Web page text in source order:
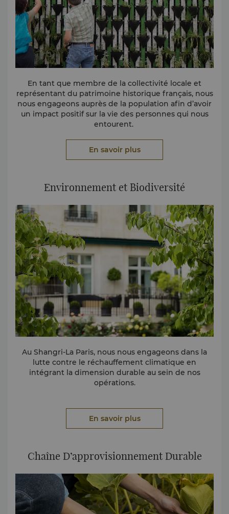
En tant que membre de la collectivité locale et
représentant du patrimoine historique français, nous
nous engageons auprès de la population afin d’avoir
un impact positif sur la vie des personnes qui nous
entourent.
• Tous les ans des salariés participent à la Course des
10km des étoiles pour soutenir l’association Laurette
• Nous collectons des vêtements pour une
• Dans le cadre de notre partenariat avec le Crous,
nos salariés bénévoles cuisinent chaque mois des
plats pour les étudiants.
En savoir plus
Environnement et Biodiversité
Au Shangri-La Paris, nous nous engageons dans la
lutte contre le réchauffement climatique en
intégrant la dimension durable au sein de nos
opérations.
partenaires et collaborateurs (plus de 370 bouteilles
depuis 2020) pour réduire notre consommation
Les produits d’hygiène déjà utilisés sont rassemblés,
pour être ensuite recyclés par notre partenaire
the World.
• Nous réduisons notre empreinte carbone grâce au
tri de déchets en partenariat avec la sociétéTake a
En savoir plus
Chaîne D’approvisionnement Durable